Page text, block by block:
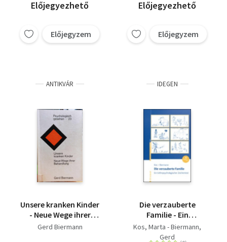
Pedagógiai kézikönyv
Előjegyezhető
Előjegyzem
ártalmak megelőzése;
önzetlenség,
felelősség; Kreativitás
Galicza János
Előjegyezhető
Előjegyzem
ANTIKVÁR
Unsere kranken Kinder
- Neue Wege ihrer
Behandlung
Gerd Biermann
IDEGEN
Die verzauberte
Familie - Ein
tiefenpsychologischer
Zeichentest
Kos, Marta - Biermann,
Gerd